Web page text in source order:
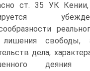
ст. 35 УК
лишения
дела,